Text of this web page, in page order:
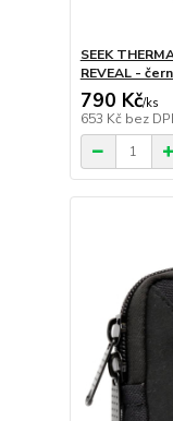
SEEK
REVEAL -
790 Kč/ks
653 Kč bez